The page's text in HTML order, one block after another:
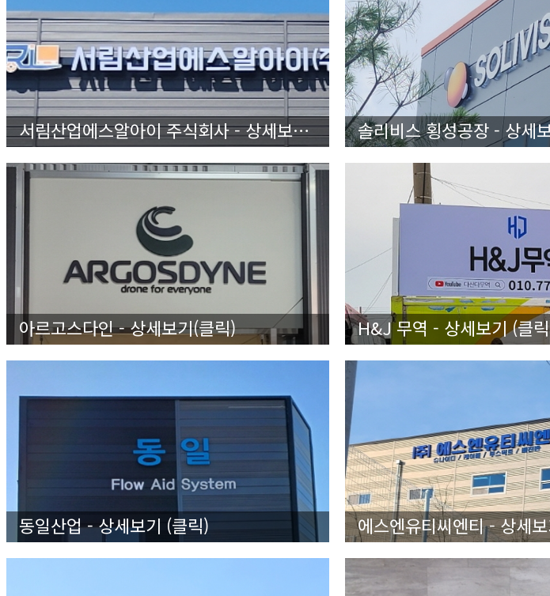
서림산업에스알아이 주식회사 - 상세보기 (클릭) 솔리비스 횡성공장 - 상세
아르고스다인 - 상세보기(클릭) H&J 무역 - 상세보기 (클
동일산업 - 상세보기 (클릭) 에스엔유티씨엔티 - 상세